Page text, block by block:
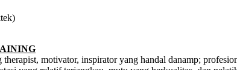
motivator, inspirator yang handal danamp;